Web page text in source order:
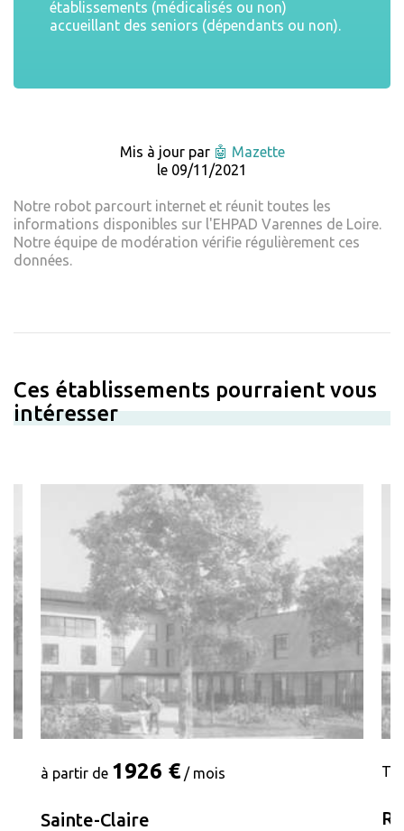
établissements (médicalisés ou non)
accueillant des seniors (dépendants ou non).
Mis à jour par 🤖 Mazette
le 09/11/2021
Notre robot parcourt internet et réunit toutes les
informations disponibles sur l'EHPAD Varennes de Loire.
Notre équipe de modération vérifie régulièrement ces
données.
Ces établissements pourraient vous
intéresser
à partir de 1926 € / mois
Sainte-Claire